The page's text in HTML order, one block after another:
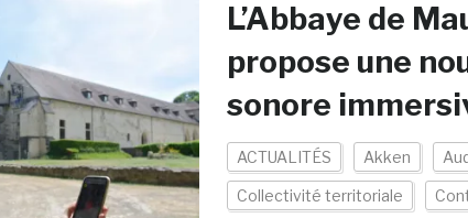
L’Abbaye de
propose une
sonore
ACTUALITÉS Akken
Collectivité territoriale